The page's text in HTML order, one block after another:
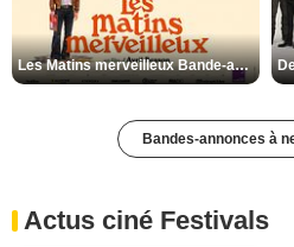
Les Matins merveilleux Bande-annonce VF
Bandes-annonces à
Actus ciné Festivals